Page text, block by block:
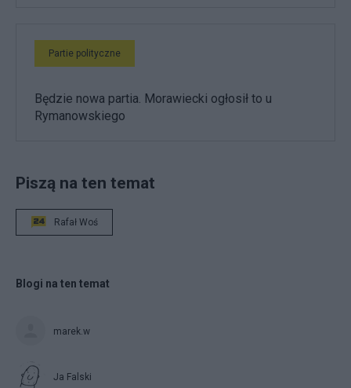
Partie polityczne
Będzie nowa partia. Morawiecki ogłosił to u
Rymanowskiego
Piszą na ten temat
Rafał Woś
Blogi na ten temat
marek.w
Ja Falski